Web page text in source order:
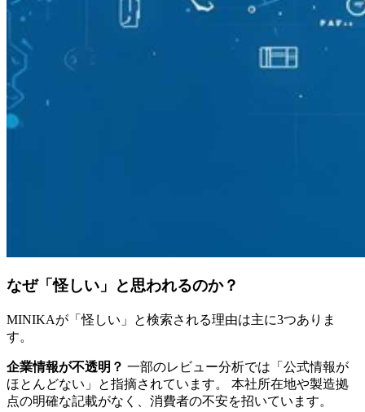
なぜ「怪しい」と思われるのか？
MINIKAが「怪しい」と検索される理由は主に3つありま
す。
企業情報が不透明？ 一部のレビュー分析では「公式情報が
ほとんどない」と指摘されています。 本社所在地や製造拠
点の明確な記載がなく、消費者の不安を招いています。